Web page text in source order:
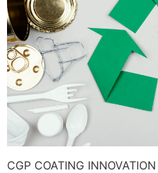
CGP COATING INNOVATION